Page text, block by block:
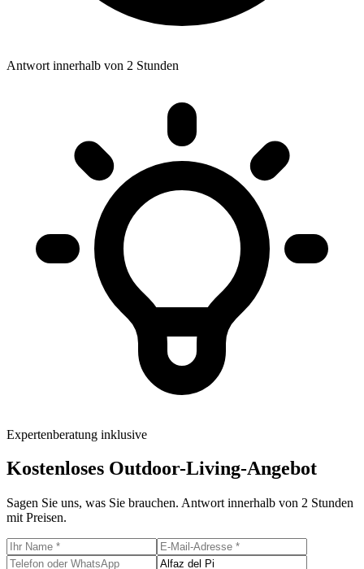
Antwort innerhalb von 2 Stunden
Expertenberatung inklusive
Kostenloses Outdoor-Living-Angebot
Sagen Sie uns, was Sie brauchen. Antwort innerhalb von 2 Stunden
mit Preisen.